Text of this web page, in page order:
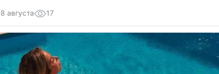
8 августа 17